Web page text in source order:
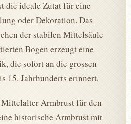
die ideale Zutat für eine
oder Dekoration. Das
der stabilen Mittelsäule
Bogen erzeugt eine
die sofort an die grossen
15. Jahrhunderts erinnert.
Armbrust für den
historische Armbrust mit